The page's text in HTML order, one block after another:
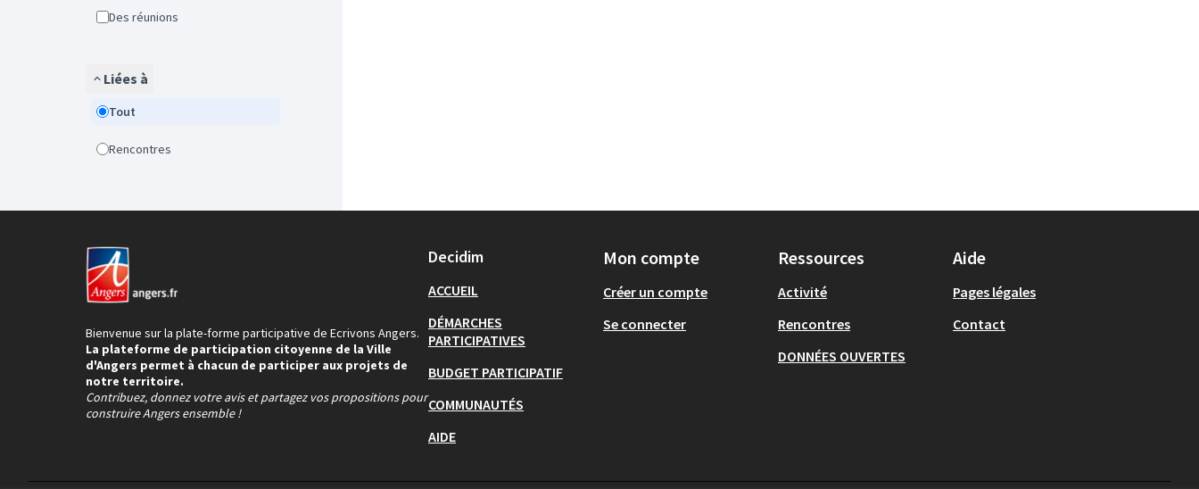
Des réunions
Liées à
Tout
Rencontres
Bienvenue sur la plate-forme participative de Ecrivons Angers.
La plateforme de participation citoyenne de la Ville
d'Angers permet à chacun de participer aux projets de
notre territoire.
Contribuez, donnez votre avis et partagez vos propositions pour
construire Angers ensemble !
Decidim
ACCUEIL
DÉMARCHES
PARTICIPATIVES
BUDGET PARTICIPATIF
COMMUNAUTÉS
AIDE
Mon compte
Créer un compte
Se connecter
Ressources
Activité
Rencontres
DONNÉES OUVERTES
Aide
Pages légales
Contact